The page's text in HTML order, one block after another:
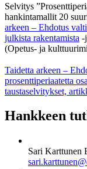
Selvitys
hankintamallit 20
arkeen – Ehdotus
julkista rakentamista -
(Opetus- ja
Taidetta arkeen –
prosenttiperiaatetta
taustaselvitykset,
Hankkeen
Sari Karttunen